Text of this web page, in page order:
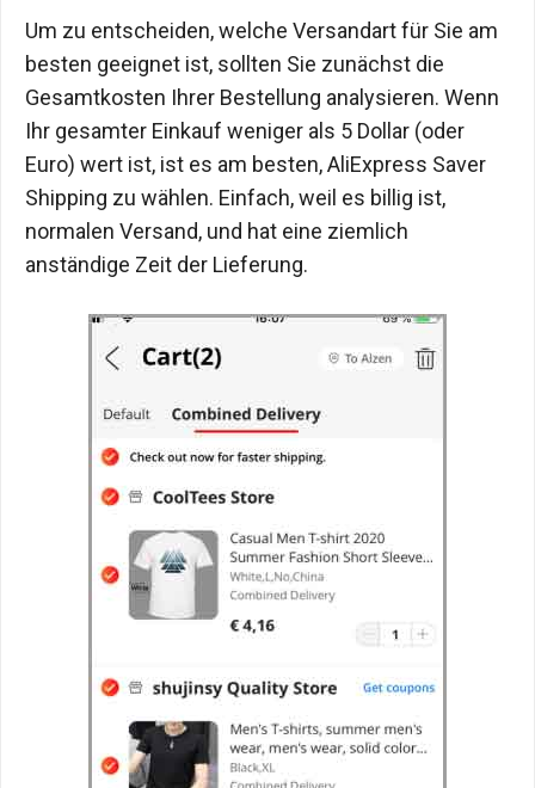
Um zu entscheiden, welche Versandart für Sie am
besten geeignet ist, sollten Sie zunächst die
Gesamtkosten Ihrer Bestellung analysieren. Wenn
Ihr gesamter Einkauf weniger als 5 Dollar (oder
Euro) wert ist, ist es am besten, AliExpress Saver
Shipping zu wählen. Einfach, weil es billig ist,
normalen Versand, und hat eine ziemlich
anständige Zeit der Lieferung.